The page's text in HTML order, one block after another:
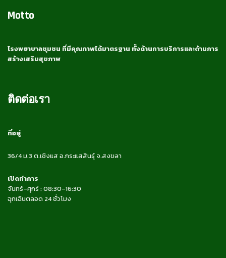
Motto
โรงพยาบาลชุมชน ที่มีคุณภาพได้มาตรฐาน ทั้งด้านการบริการและด้านการ
สร้างเสริมสุขภาพ
ติดต่อเรา
ที่อยู่
36/4 ม.3 ต.เชิงแส อ.กระแสสินธุ์ จ.สงขลา
เปิดทำการ
จันทร์–ศุกร์ : 08:30–16:30
ฉุกเฉินตลอด 24 ชั่วโมง